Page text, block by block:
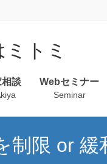
談 Webセミナー
Seminar
制限 or 緩